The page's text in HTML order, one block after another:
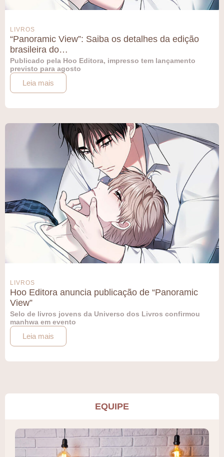
LIVROS
“Panoramic View”: Saiba os detalhes da edição
brasileira do…
Publicado pela Hoo Editora, impresso tem lançamento
previsto para agosto
Leia mais
LIVROS
Hoo Editora anuncia publicação de “Panoramic
View”
Selo de livros jovens da Universo dos Livros confirmou
manhwa em evento
Leia mais
EQUIPE